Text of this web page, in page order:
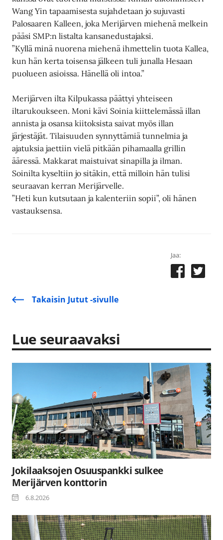
Wang Yin tapaamisesta sujahdetaan jo sujuvasti
Palosaaren Kalleen, joka Merijärven miehenä melkein
pääsi SMP:n listalta kansanedustajaksi.
”Kyllä minä nuorena miehenä ihmettelin tuota Kallea,
kun hän kerta toisensa jälkeen tuli junalla Hesaan
puolueen asioissa. Hänellä oli intoa.”
Merijärven ilta Kilpukassa päättyi yhteiseen
iltarukoukseen. Moni kävi Soinia kiittelemässä illan
annista ja osansa kiitoksista saivat myös illan
järjestäjät. Tilaisuuden synnyttämiä tunnelmia ja
ajatuksia jaettiin vielä pitkään pihamaalla grillin
ääressä. Makkarat maistuivat sinapilla ja ilman.
Soinilta kyseltiin jo sitäkin, että milloin hän tulisi
seuraavan kerran Merijärvelle.
”Heti kun kutsutaan ja kalenteriin sopii”, oli hänen
vastauksensa.
Jaa:
Takaisin Jutut -sivulle
Lue seuraavaksi
Jokilaaksojen Osuuspankki sulkee
Merijärven konttorin
6.8.2026